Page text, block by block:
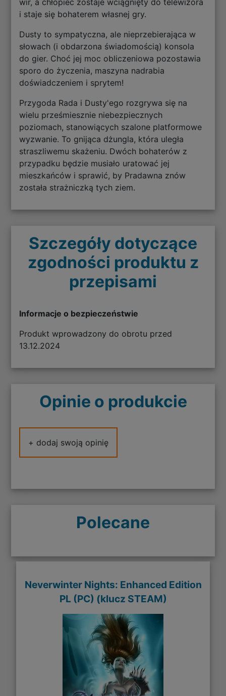
i staje się bohaterem własnej gry.
Dusty to sympatyczna, ale nieprzebierająca w
słowach (i obdarzona świadomością) konsola
do gier. Choć jej moc obliczeniowa pozostawia
sporo do życzenia, maszyna nadrabia
doświadczeniem i sprytem!
Przygoda Rada i Dusty'ego rozgrywa się na
wielu prześmiesznie niebezpiecznych
poziomach, stanowiących szalone platformowe
wyzwanie. To gnijąca dżungla, która uległa
straszliwemu skażeniu. Dwóch bohaterów z
przypadku będzie musiało uratować jej
mieszkańców i sprawić, by Pradawna znów
została strażniczką tych ziem.
Szczegóły dotyczące
zgodności produktu z
przepisami
Informacje o bezpieczeństwie
Produkt wprowadzony do obrotu przed
13.12.2024
Opinie o produkcie
+ dodaj swoją opinię
Polecane
Neverwinter Nights: Enhanced Edition
PL (PC) (klucz STEAM)